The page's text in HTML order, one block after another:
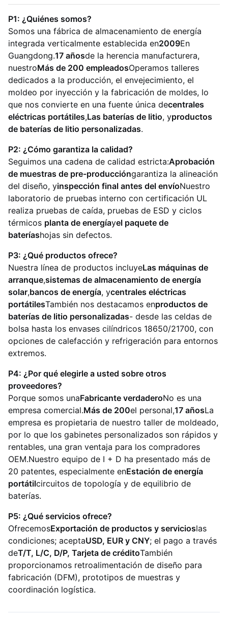
P1: ¿Quiénes somos?
Somos una fábrica de almacenamiento de energía
integrada verticalmente establecida en2009En
Guangdong.17 añosde la herencia manufacturera,
nuestroMás de 200 empleadosOperamos talleres
dedicados a la producción, el envejecimiento, el
moldeo por inyección y la fabricación de moldes, lo
que nos convierte en una fuente única decentrales
eléctricas portátiles,Las baterías de litio, yproductos
de baterías de litio personalizadas.
P2: ¿Cómo garantiza la calidad?
Seguimos una cadena de calidad estricta:Aprobación
de muestras de pre-produccióngarantiza la alineación
del diseño, yinspección final antes del envíoNuestro
laboratorio de pruebas interno con certificación UL
realiza pruebas de caída, pruebas de ESD y ciclos
térmicos planta de energíayel paquete de
bateríashojas sin defectos.
P3: ¿Qué productos ofrece?
Nuestra línea de productos incluyeLas máquinas de
arranque,sistemas de almacenamiento de energía
solar,bancos de energía, ycentrales eléctricas
portátilesTambién nos destacamos enproductos de
baterías de litio personalizadas- desde las celdas de
bolsa hasta los envases cilíndricos 18650/21700, con
opciones de calefacción y refrigeración para entornos
extremos.
P4: ¿Por qué elegirle a usted sobre otros
proveedores?
Porque somos unaFabricante verdaderoNo es una
empresa comercial.Más de 200el personal,17 añosLa
empresa es propietaria de nuestro taller de moldeado,
por lo que los gabinetes personalizados son rápidos y
rentables, una gran ventaja para los compradores
OEM.Nuestro equipo de I + D ha presentado más de
20 patentes, especialmente enEstación de energía
portátilcircuitos de topología y de equilibrio de
baterías.
P5: ¿Qué servicios ofrece?
OfrecemosExportación de productos y servicioslas
condiciones; aceptaUSD, EUR y CNY; el pago a través
deT/T, L/C, D/P, Tarjeta de créditoTambién
proporcionamos retroalimentación de diseño para
fabricación (DFM), prototipos de muestras y
coordinación logística.